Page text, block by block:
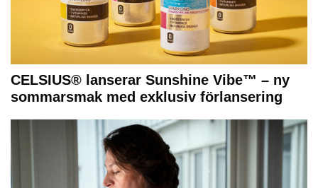
CELSIUS® lanserar Sunshine Vibe™ – ny
sommarsmak med exklusiv förlansering